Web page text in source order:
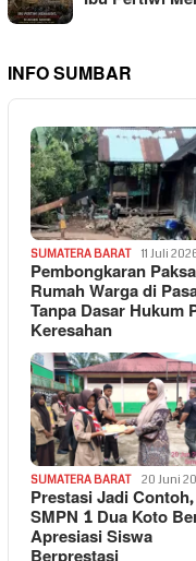
INFO SUMBAR
SUMATERA BARAT 11 Juli
Pembongkaran Paksa
Rumah Warga di
Tanpa Dasar Hukum
Keresahan
SUMATERA BARAT 20 Juni
Prestasi Jadi Contoh,
SMPN 1 Dua Koto
Apresiasi Siswa